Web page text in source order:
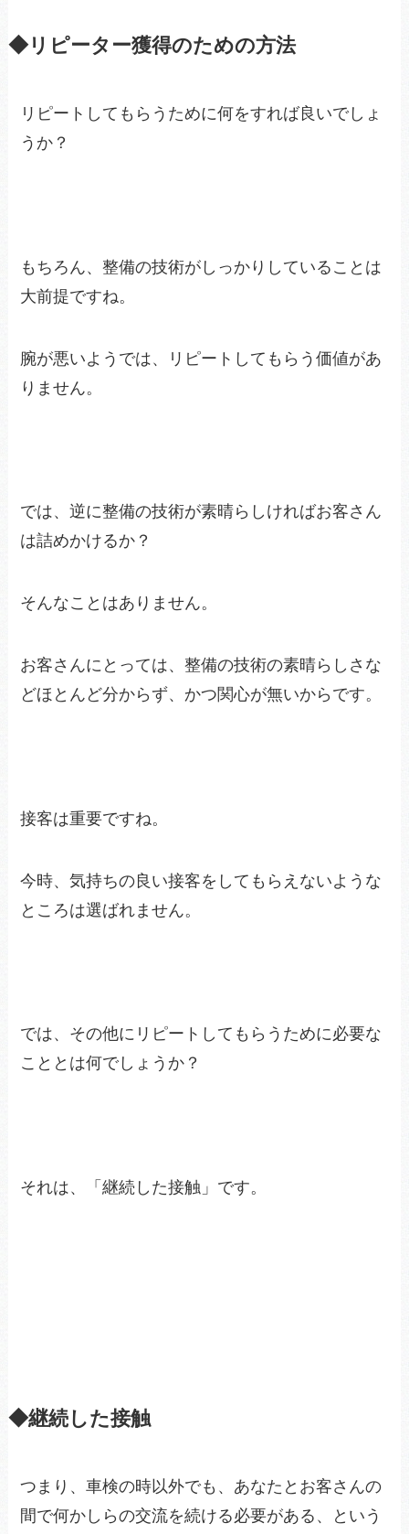
◆リピーター獲得のための方法
リピートしてもらうために何をすれば良いでしょ
うか？
もちろん、整備の技術がしっかりしていることは
大前提ですね。
腕が悪いようでは、リピートしてもらう価値があ
りません。
では、逆に整備の技術が素晴らしければお客さん
は詰めかけるか？
そんなことはありません。
お客さんにとっては、整備の技術の素晴らしさな
どほとんど分からず、かつ関心が無いからです。
接客は重要ですね。
今時、気持ちの良い接客をしてもらえないような
ところは選ばれません。
では、その他にリピートしてもらうために必要な
こととは何でしょうか？
それは、「継続した接触」です。
◆継続した接触
つまり、車検の時以外でも、あなたとお客さんの
間で何かしらの交流を続ける必要がある、という